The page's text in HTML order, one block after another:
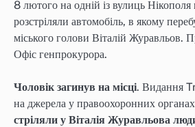
8 лютого на одній із вулиць Нікополя
розстріляли автомобіль, в якому
міського голови Віталій Журавльов.
Офіс генпрокурора.
Чоловік загинув на місці. Видання
на джерела у правоохоронних
стріляли у Віталія Журавльова